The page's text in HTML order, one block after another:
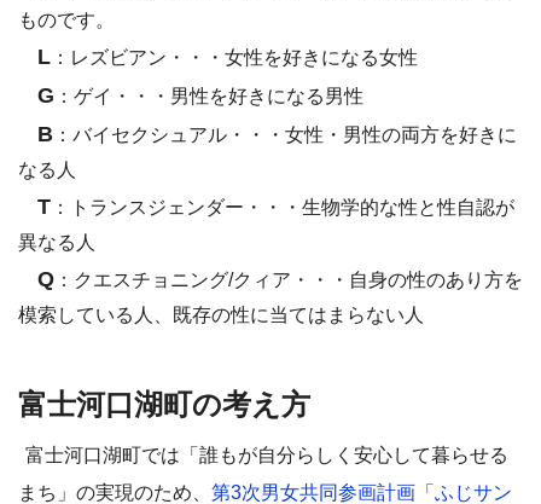
ものです。
L ： レズビアン ・・・女性を好きになる女性
G ： ゲイ ・・・男性を好きになる男性
B ： バイセクシュアル ・・・女性・男性の両方を好きに
なる人
T ： トランスジェンダー ・・・生物学的な性と性自認が
異なる人
Q ： クエスチョニング/クィア ・・・自身の性のあり方を
模索している人、既存の性に当てはまらない人
富士河口湖町の考え方
富士河口湖町では「誰もが自分らしく安心して暮らせる
まち」の実現のため、 第3次男女共同参画計画「ふじサン